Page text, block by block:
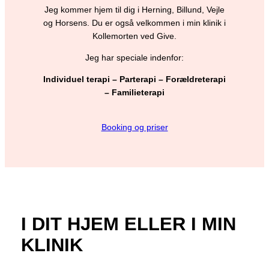
Jeg kommer hjem til dig i Herning, Billund, Vejle
og Horsens. Du er også velkommen i min klinik i
Kollemorten ved Give.
Jeg har speciale indenfor:
Individuel terapi – Parterapi – Forældreterapi
– Familieterapi
Booking og priser
I DIT HJEM ELLER I MIN
KLINIK